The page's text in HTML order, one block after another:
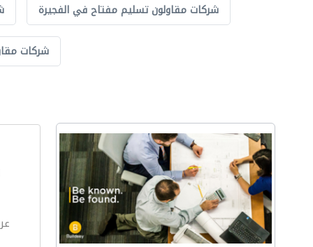
شركات مقاولون تسليم مفتاح في الفجيرة
شركات